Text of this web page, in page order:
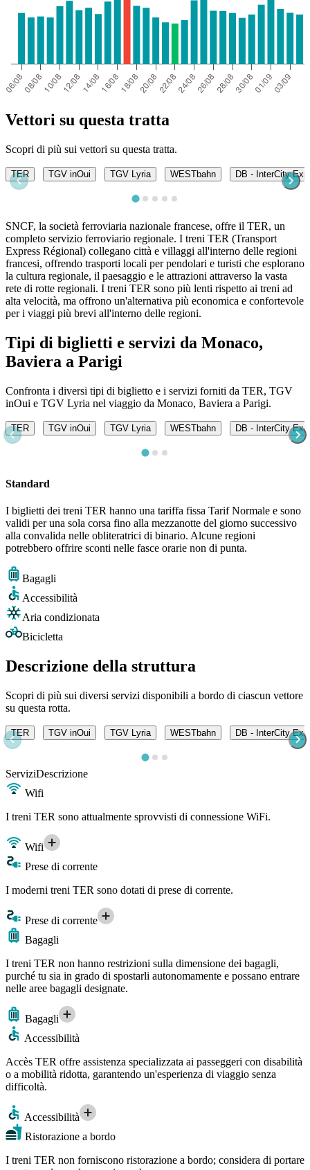
Vettori su questa tratta
Scopri di più sui vettori su questa tratta.
TER TGV inOui TGV Lyria WESTbahn DB - InterCity
SNCF, la società ferroviaria nazionale francese, offre il TER, un
completo servizio ferroviario regionale. I treni TER (Transport
Express Régional) collegano città e villaggi all'interno delle regioni
francesi, offrendo trasporti locali per pendolari e turisti che esplorano
la cultura regionale, il paesaggio e le attrazioni attraverso la vasta
rete di rotte regionali. I treni TER sono più lenti rispetto ai treni ad
alta velocità, ma offrono un'alternativa più economica e confortevole
per i viaggi più brevi all'interno delle regioni.
Tipi di biglietti e servizi da Monaco,
Baviera a Parigi
Confronta i diversi tipi di biglietto e i servizi forniti da TER, TGV
inOui e TGV Lyria nel viaggio da Monaco, Baviera a Parigi.
TER TGV inOui TGV Lyria WESTbahn DB - InterCity
Standard
I biglietti dei treni TER hanno una tariffa fissa Tarif Normale e sono
validi per una sola corsa fino alla mezzanotte del giorno successivo
alla convalida nelle obliteratrici di binario. Alcune regioni
potrebbero offrire sconti nelle fasce orarie non di punta.
Bagagli
Accessibilità
Aria condizionata
Bicicletta
Descrizione della struttura
Scopri di più sui diversi servizi disponibili a bordo di ciascun vettore
su questa rotta.
TER TGV inOui TGV Lyria WESTbahn DB - InterCity
ServiziDescrizione
Wifi
I treni TER sono attualmente sprovvisti di connessione WiFi.
Wifi
Prese di corrente
I moderni treni TER sono dotati di prese di corrente.
Prese di corrente
Bagagli
I treni TER non hanno restrizioni sulla dimensione dei bagagli,
purché tu sia in grado di spostarli autonomamente e possano entrare
nelle aree bagagli designate.
Bagagli
Accessibilità
Accès TER offre assistenza specializzata ai passeggeri con disabilità
o a mobilità ridotta, garantendo un'esperienza di viaggio senza
difficoltà.
Accessibilità
Ristorazione a bordo
I treni TER non forniscono ristorazione a bordo; considera di portare